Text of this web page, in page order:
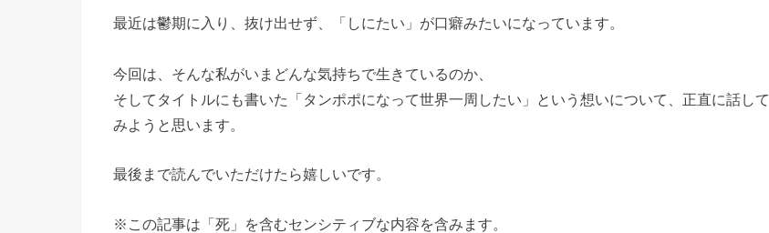
最近は鬱期に入り、抜け出せず、「しにたい」が口癖みたいになっています。
今回は、そんな私がいまどんな気持ちで生きているのか、
そしてタイトルにも書いた「タンポポになって世界一周したい」という想いについて、正直に話して
みようと思います。
最後まで読んでいただけたら嬉しいです。
※この記事は「死」を含むセンシティブな内容を含みます。